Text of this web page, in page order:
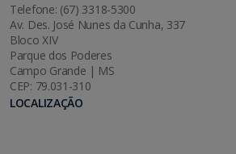
Telefone: (67) 3318-5300
Av. Des. José Nunes da Cunha, 337
Bloco XIV
Parque dos Poderes
Campo Grande | MS
CEP: 79.031-310
LOCALIZAÇÃO